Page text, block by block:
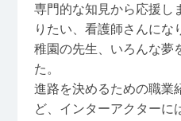
専門的な知見から応援し
りたい、看護師さんにな
稚園の先生、いろんな夢
た。
進路を決めるための職業
ど、インターアクターに